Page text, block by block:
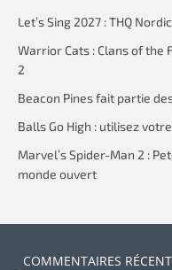
Let’s Sing 2027 : THQ
Warrior Cats : Clans of the
2
Beacon Pines fait partie
Balls Go High : utilisez
Marvel’s Spider-Man 2 :
monde ouvert
COMMENTAIRES